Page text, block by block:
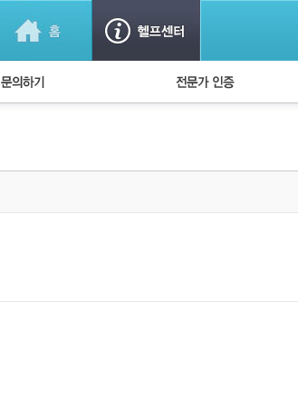
1:1 문의하기 경찰회원 인증